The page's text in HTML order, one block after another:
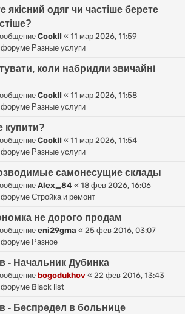
якісний одяг чи частіше берете
CookII « 11 мар 2026, 11:59
форуме Разные услуги
коли набридли звичайні
CookII « 11 мар 2026, 11:58
форуме Разные услуги
купити?
CookII « 11 мар 2026, 11:54
форуме Разные услуги
самонесущие склады
Alex_84 « 18 фев 2026, 16:06
форумеСтройка и ремонт
не дорого продам
eni29gma « 25 фев 2016, 03:07
форуме Разное
- Начальник Дубинка
bogodukhov « 22 фев 2016, 13:43
форуме Black list
- Беспредел в больнице